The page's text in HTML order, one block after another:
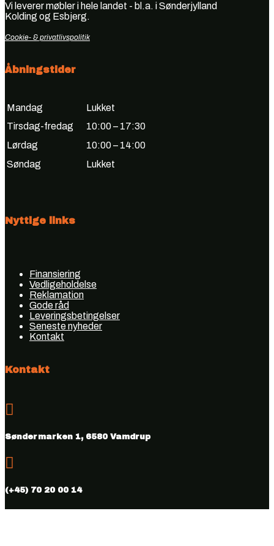
Vi leverer møbler i hele landet - bl.a. i Sønderjylland
Kolding og Esbjerg.
Cookie- & privatlivspolitik
Åbningstider
Mandag
Lukket
Tirsdag-fredag
10:00 – 17:30
Lørdag
10:00 – 14:00
Søndag
Lukket
Nyttige links
Finansiering
Vedligeholdelse
Reklamation
Gode råd
Leveringsbetingelser
Seneste nyheder
Kontakt
Kontakt

Søndermarken 1, 6580 Vamdrup

(+45) 70 20 00 14